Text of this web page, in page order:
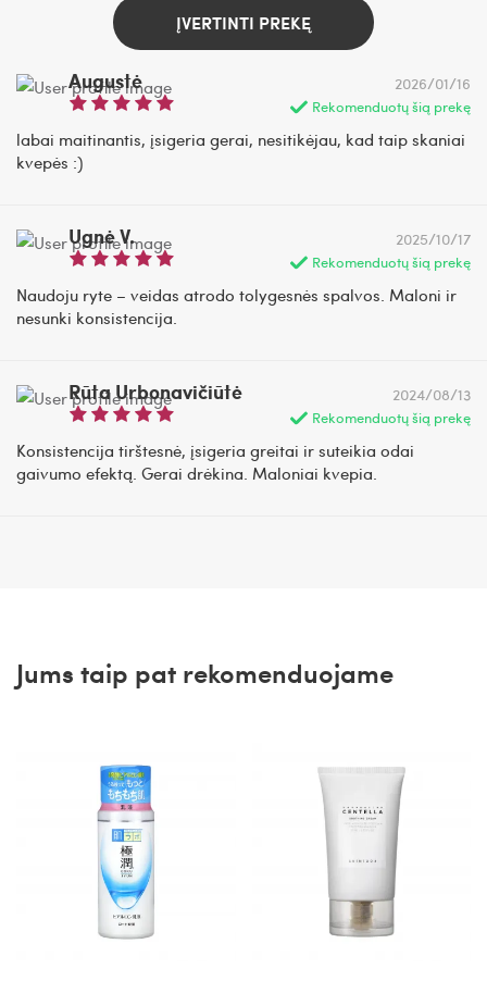
ĮVERTINTI PREKĘ
Augustė
Rekomenduotų šią prekę
2026/01/16
labai maitinantis, įsigeria gerai, nesitikėjau, kad taip skaniai
kvepės :)
Ugnė V.
Rekomenduotų šią prekę
2025/10/17
Naudoju ryte – veidas atrodo tolygesnės spalvos. Maloni ir
nesunki konsistencija.
Rūta Urbonavičiūtė
Rekomenduotų šią prekę
2024/08/13
Konsistencija tirštesnė, įsigeria greitai ir suteikia odai
gaivumo efektą. Gerai drėkina. Maloniai kvepia.
Jums taip pat rekomenduojame